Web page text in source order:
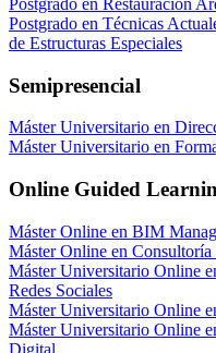
Postgrado en Técnicas
de Estructuras Especiales
Semipresencial
Máster Universitario en
Máster Universitario en
Online Guided
Máster Online en BIM
Máster Online en
Máster Universitario Online
Redes Sociales
Máster Universitario Online
Máster Universitario Online
Digital